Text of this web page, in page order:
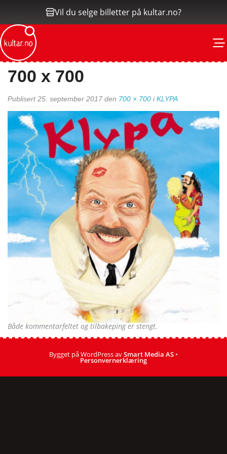
Vil du selge billetter på kultar.no?
700 x 700
Publisert25. september 2017 den 700 × 700 iKLYPA
Både kommentarfeltet og tilbakeping er stengt.
Bygget på WordPress avSmart Media AS •
Personvernerklæring